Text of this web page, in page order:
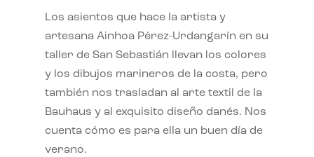
Los asientos que hace la artista y
artesana Ainhoa Pérez-Urdangarín en su
taller de San Sebastián llevan los colores
y los dibujos marineros de la costa, pero
también nos trasladan al arte textil de la
Bauhaus y al exquisito diseño danés. Nos
cuenta cómo es para ella un buen día de
verano.